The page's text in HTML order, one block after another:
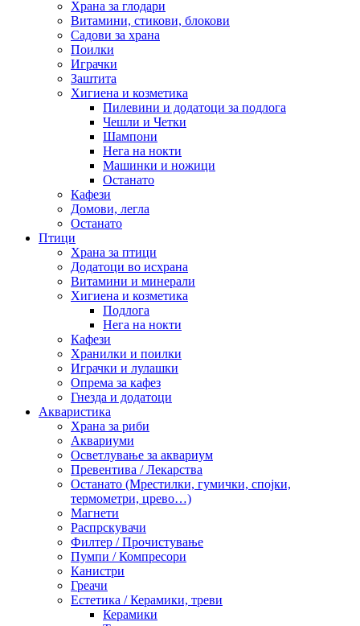
Храна за глодари
Витамини, стикови, блокови
Садови за храна
Поилки
Играчки
Заштита
Хигиена и козметика
Пилевини и додатоци за подлога
Чешли и Четки
Шампони
Нега на нокти
Машинки и ножици
Останато
Кафези
Домови, легла
Останато
Птици
Храна за птици
Додатоци во исхрана
Витамини и минерали
Хигиена и козметика
Подлога
Нега на нокти
Кафези
Хранилки и поилки
Играчки и лулашки
Опрема за кафез
Гнезда и додатоци
Акваристика
Храна за риби
Аквариуми
Осветлување за аквариум
Превентива / Лекарства
Останато (Мрестилки, гумички, спојки,
термометри, црево…)
Магнети
Распрскувачи
Филтер / Прочистување
Пумпи / Компресори
Канистри
Греачи
Естетика / Керамики, треви
Керамики